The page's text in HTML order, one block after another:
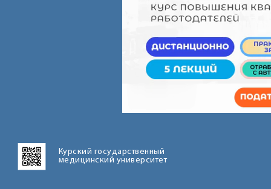
Курский государственный
медицинский университет